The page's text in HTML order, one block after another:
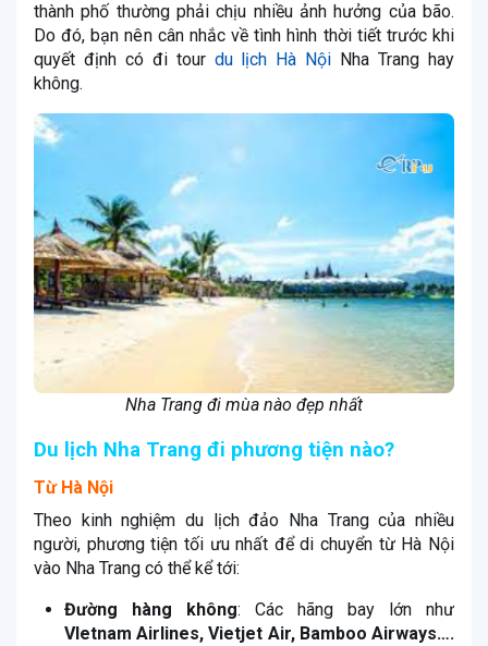
thành phố thường phải chịu nhiều ảnh hưởng của bão.
Do đó, bạn nên cân nhắc về tình hình thời tiết trước khi
quyết định có đi tour du lịch Hà Nội Nha Trang hay
không.
Nha Trang đi mùa nào đẹp nhất
Du lịch Nha Trang đi phương tiện nào?
Từ Hà Nội
Theo kinh nghiệm du lịch đảo Nha Trang của nhiều
người, phương tiện tối ưu nhất để di chuyển từ Hà Nội
vào Nha Trang có thể kể tới:
Đường hàng không: Các hãng bay lớn như
VIetnam Airlines, Vietjet Air, Bamboo Airways….